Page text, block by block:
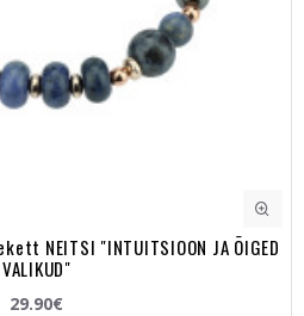
NEITSI "INTUITSIOON JA ÕIGED
VALIKUD"
29.90€